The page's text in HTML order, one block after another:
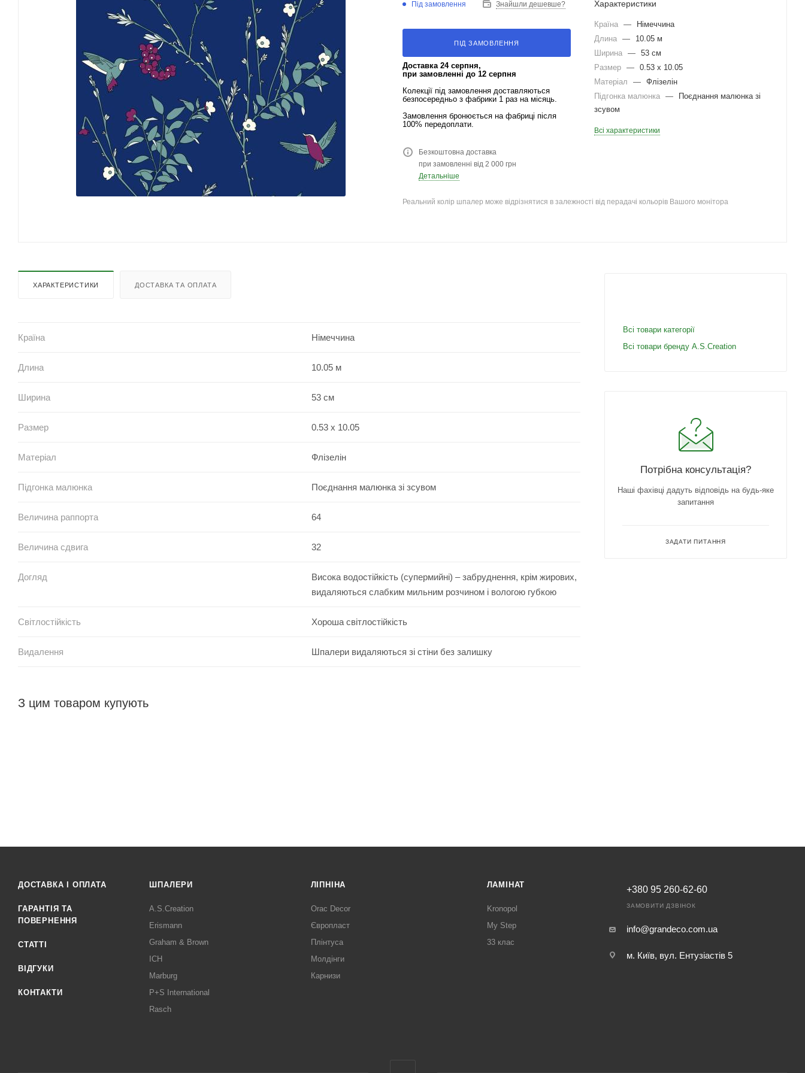
Під замовлення Знайшли дешевше?
ПІД ЗАМОВЛЕННЯ
Доставка 24 серпня,
при замовленні до 12 серпня
Колекції під замовлення доставляються
безпосередньо з фабрики 1 раз на місяць.
Замовлення бронюється на фабриці після
100% передоплати.
Безкоштовна доставка
при замовленні від 2 000 грн
Детальніше
Характеристики
Країна —
Німеччина
Длина —
10.05 м
Ширина — 53 см
Размер — 0.53 x 10.05
Матеріал
— Флізелін
Підгонка малюнка —
Поєднання малюнка зі
зсувом
Всі характеристики
Реальний колір шпалер може відрізнятися в залежності від перадачі кольорів Вашого монітора
ХАРАКТЕРИСТИКИ ДОСТАВКА ТА ОПЛАТА
Країна Німеччина
Длина 10.05 м
Ширина 53 см
Размер 0.53 x 10.05
Матеріал Флізелін
Підгонка малюнка Поєднання малюнка зі зсувом
Величина раппорта 64
Величина сдвига 32
Догляд
Висока водостійкість (супермийні) – забруднення, крім жирових,
видаляються слабким мильним розчином і вологою губкою
Світлостійкість Хороша світлостійкість
Видалення Шпалери видаляються зі стіни без залишку
З цим товаром купують
Всі товари категорії
Всі товари бренду A.S.Creation
Потрібна консультація?
Наші фахівці дадуть відповідь на будь-яке
запитання
ЗАДАТИ ПИТАННЯ
ДОСТАВКА І ОПЛАТА
ГАРАНТІЯ ТА
ПОВЕРНЕННЯ
СТАТТІ
ВІДГУКИ
КОНТАКТИ
ШПАЛЕРИ
A.S.Creation
Erismann
Graham & Brown
ICH
Marburg
P+S International
Rasch
ЛІПНІНА
Orac Decor
Європласт
Плінтуса
Молдінги
Карнизи
ЛАМІНАТ
Kronopol
My Step
33 клас
+380 95 260-62-60
ЗАМОВИТИ ДЗВІНОК
info@grandeco.com.ua
м. Київ, вул. Ентузіастів 5